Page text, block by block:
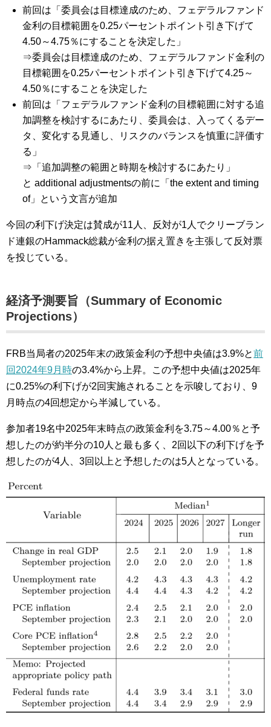
前回は「委員会は目標達成のため、フェデラルファンド
金利の目標範囲を0.25パーセントポイント引き下げて
4.50～4.75％にすることを決定した」
⇒委員会は目標達成のため、フェデラルファンド金利の
目標範囲を0.25パーセントポイント引き下げて4.25～
4.50％にすることを決定した
前回は「フェデラルファンド金利の目標範囲に対する追
加調整を検討するにあたり、委員会は、入ってくるデー
タ、変化する見通し、リスクのバランスを慎重に評価す
る」
⇒「追加調整の範囲と時期を検討するにあたり」
と additional adjustmentsの前に「the extent and timing
of」という文言が追加
今回の利下げ決定は賛成が11人、反対が1人でクリーブラン
ド連銀のHammack総裁が金利の据え置きを主張して反対票
を投じている。
経済予測要旨（Summary of Economic
Projections）
FRB当局者の2025年末の政策金利の予想中央値は3.9%と前
回2024年9月時の3.4%から上昇。この予想中央値は2025年
に0.25%の利下げが2回実施されることを示唆しており、9
月時点の4回想定から半減している。
参加者19名中2025年末時点の政策金利を3.75～4.00％と予
想したのが約半分の10人と最も多く、2回以下の利下げを予
想したのが4人、3回以上と予想したのは5人となっている。